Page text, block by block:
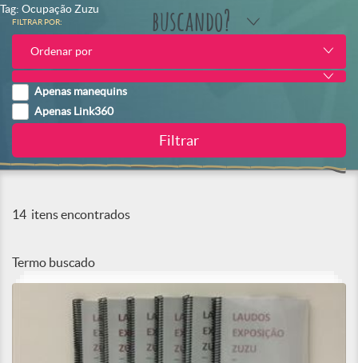
buscando?
Tag: Ocupação Zuzu
FILTRAR POR:
Ordenar por
Apenas manequins
Apenas Link360
14 itens encontrados
Termo buscado